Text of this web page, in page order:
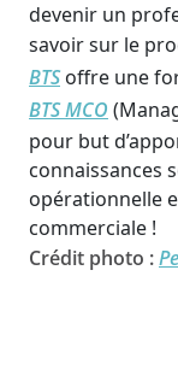
devenir un
savoir sur le
BTSoffre une
BTS MCO
pour but
connaissances
opérationnelle
commerciale !
Crédit photo :